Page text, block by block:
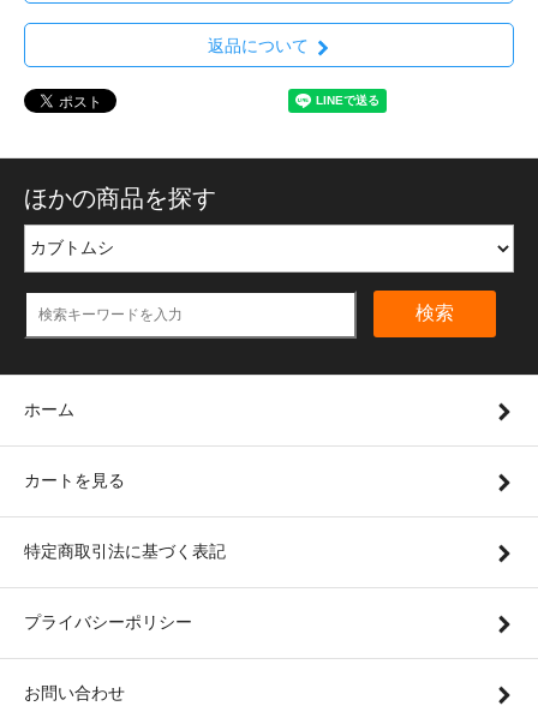
返品について
ほかの商品を探す
検索
ホーム
カートを見る
特定商取引法に基づく表記
プライバシーポリシー
お問い合わせ